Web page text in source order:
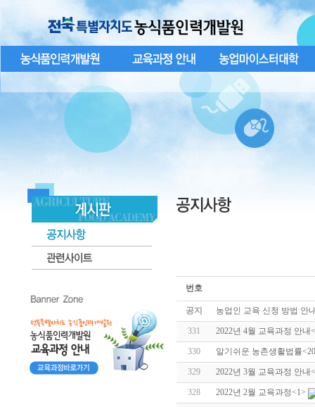
번호
공지 농업인 교육 신청 방법 안
331 2022년 4월 교육과정 안내
330 알기쉬운 농촌생활법률
329 2022년 3월 교육과정 안내
328 2022년 2월 교육과정<1>